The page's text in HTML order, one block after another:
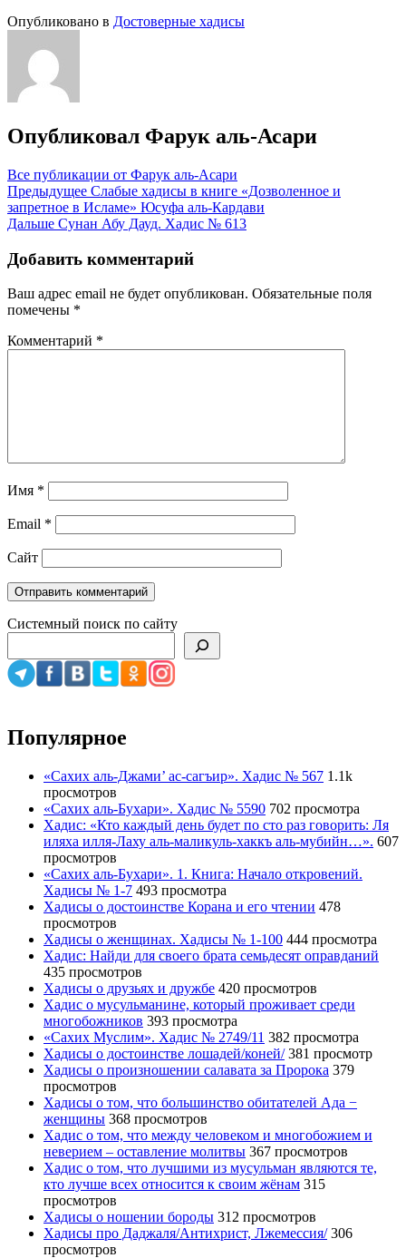
Опубликовано в Достоверные хадисы
Опубликовал Фарук аль-Асари
Все публикации от Фарук аль-Асари
Навигация
по
Предыдущее Слабые хадисы в книге «Дозволенное и
запретное в Исламе» Юсуфа аль-Кардави
Дальше Сунан Абу Дауд. Хадис № 613
Добавить комментарий
Ваш адрес email не будет опубликован. Обязательные поля
помечены *
Комментарий *
Имя *
Email *
Сайт
Системный поиск по сайту
Популярное
«Сахих аль-Джами’ ас-сагъир». Хадис № 567 1.1k
просмотров
«Сахих аль-Бухари». Хадис № 5590 702 просмотра
Хадис: «Кто каждый день будет по сто раз говорить: Ля
иляха илля-Лаху аль-маликуль-хаккъ аль-мубийн…». 607
просмотров
«Сахих аль-Бухари». 1. Книга: Начало откровений.
Хадисы № 1-7 493 просмотра
Хадисы о достоинстве Корана и его чтении 478
просмотров
Хадисы о женщинах. Хадисы № 1-100 444 просмотра
Хадис: Найди для своего брата семьдесят оправданий
435 просмотров
Хадисы о друзьях и дружбе 420 просмотров
Хадис о мусульманине, который проживает среди
многобожников 393 просмотра
«Сахих Муслим». Хадис № 2749/11 382 просмотра
Хадисы о достоинстве лошадей/коней/ 381 просмотр
Хадисы о произношении салавата за Пророка 379
просмотров
Хадисы о том, что большинство обитателей Ада −
женщины 368 просмотров
Хадис о том, что между человеком и многобожием и
неверием – оставление молитвы 367 просмотров
Хадис о том, что лучшими из мусульман являются те,
кто лучше всех относится к своим жёнам 315
просмотров
Хадисы о ношении бороды 312 просмотров
Хадисы про Даджаля/Антихрист, Лжемессия/ 306
просмотров